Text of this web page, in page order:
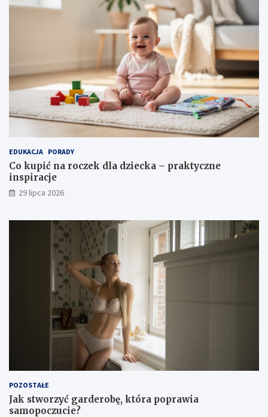
EDUKACJA PORADY
Co kupić na roczek dla dziecka – praktyczne
inspiracje
29 lipca 2026
POZOSTAŁE
Jak stworzyć garderobę, która poprawia
samopoczucie?